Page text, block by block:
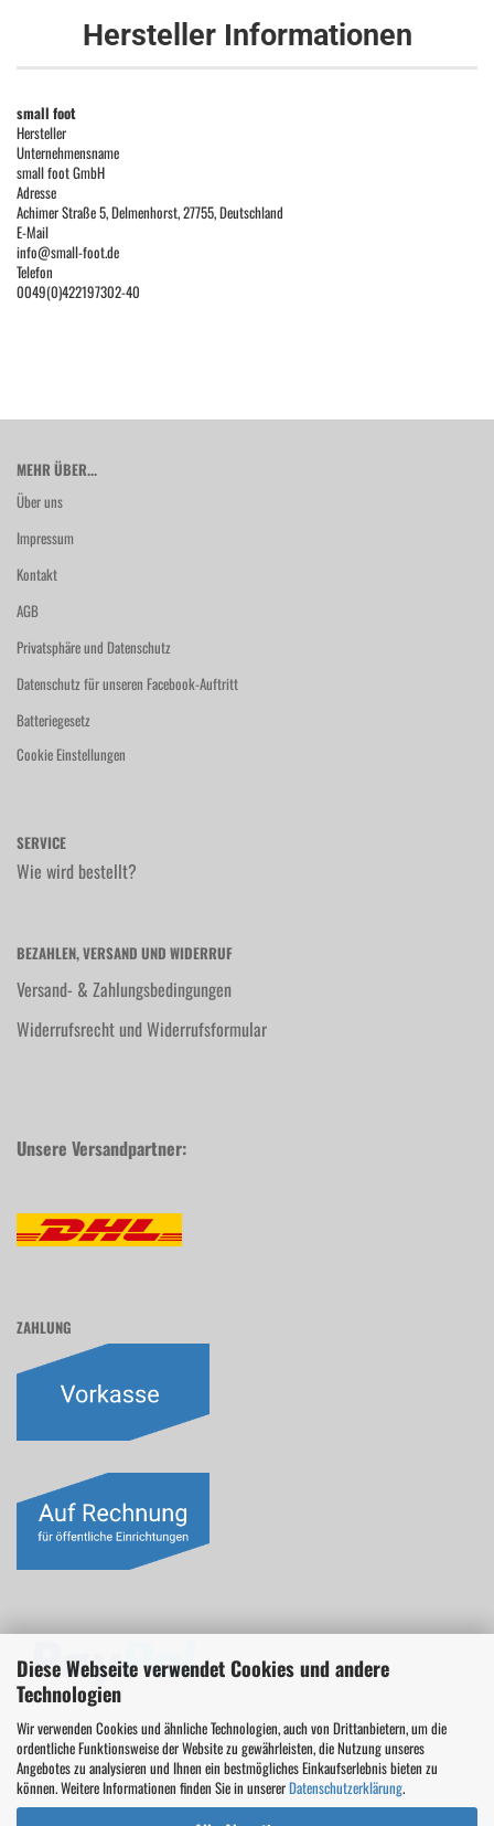
Diese Webseite verwendet Cookies und andere
Technologien
Wir verwenden Cookies und ähnliche Technologien, auch von Drittanbietern, um die
ordentliche Funktionsweise der Website zu gewährleisten, die Nutzung unseres
Angebotes zu analysieren und Ihnen ein bestmögliches Einkaufserlebnis bieten zu
können. Weitere Informationen finden Sie in unsererDatenschutzerklärung.
Hersteller Informationen
small foot
Hersteller
Unternehmensname
small foot GmbH
Adresse
Achimer Straße 5, Delmenhorst, 27755, Deutschland
E-Mail
info@small-foot.de
Telefon
0049(0)422197302-40
MEHR ÜBER...
Über uns
Impressum
Kontakt
AGB
Privatsphäre und Datenschutz
Datenschutz für unseren Facebook-Auftritt
Batteriegesetz
Cookie Einstellungen
SERVICE
Wie wird bestellt?
BEZAHLEN, VERSAND UND WIDERRUF
Versand- & Zahlungsbedingungen
Widerrufsrecht und Widerrufsformular
Unsere Versandpartner:
ZAHLUNG